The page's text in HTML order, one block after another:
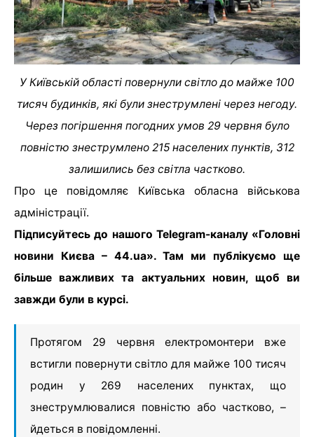
У Київській області повернули світло до майже 100
тисяч будинків, які були знеструмлені через негоду.
Через погіршення погодних умов 29 червня було
повністю знеструмлено 215 населених пунктів, 312
залишились без світла частково.
Про це повідомляє Київська обласна військова
адміністрації.
Підписуйтесь до нашого Telegram-каналу «Головні
новини Києва – 44.ua». Там ми публікуємо ще
більше важливих та актуальних новин, щоб ви
завжди були в курсі.
Протягом 29 червня електромонтери вже
встигли повернути світло для майже 100 тисяч
родин у 269 населених пунктах, що
знеструмлювалися повністю або частково, –
йдеться в повідомленні.